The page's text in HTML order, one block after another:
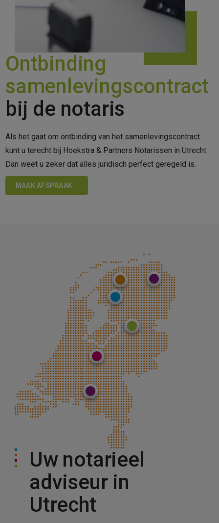
Ontbinding
samenlevingscontract
bij de notaris
Als het gaat om ontbinding van het samenlevingscontract
kunt u terecht bij Hoekstra & Partners Notarissen in Utrecht.
Dan weet u zeker dat alles juridisch perfect geregeld is.
MAAK AFSPRAAK
Tilburg
Utrecht
St. Nicolaasga
Zwolle
LeeuwardenGroningen
Uw notarieel
adviseur in
Utrecht